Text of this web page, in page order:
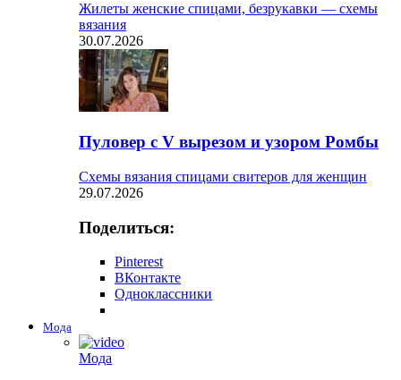
Жилеты женские спицами, безрукавки — схемы
вязания
30.07.2026
Пуловер с V вырезом и узором Ромбы
Схемы вязания спицами свитеров для женщин
29.07.2026
Поделиться:
Pinterest
ВКонтакте
Одноклассники
Мода
Мода